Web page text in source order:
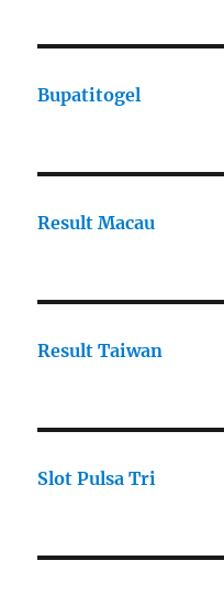
Bupatitogel
Result Macau
Result Taiwan
Slot Pulsa Tri